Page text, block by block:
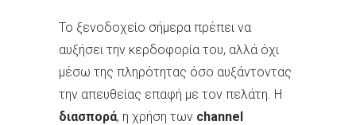
Το ξενοδοχείο σήμερα πρέπει να
αυξήσει την κερδοφορία του, αλλά όχι
μέσω της πληρότητας όσο αυξάντοντας
την απευθείας επαφή με τον πελάτη. Η
διασπορά, η χρήση των channel